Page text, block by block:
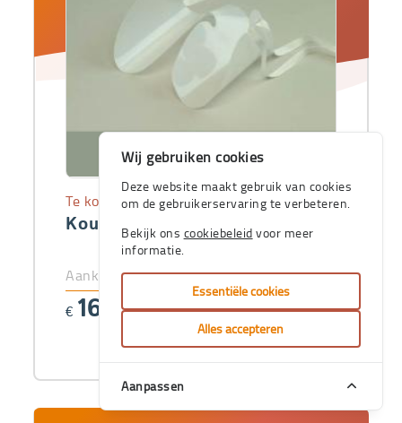
Kousenaantrekker voor panty's
Te koop
Aankoopprijs
€ 16 ,56
Wij gebruiken cookies
Deze website maakt gebruik van cookies
om de gebruikerservaring te verbeteren.
Bekijk ons cookiebeleid voor meer
informatie.
Essentiële cookies
Alles accepteren
Aanpassen